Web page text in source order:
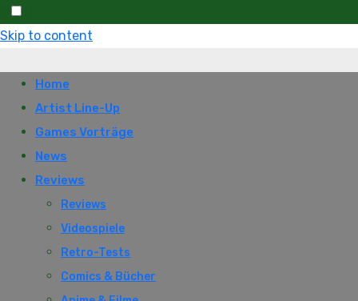
Skip to content
Home
Artist Line-Up
Games Vorträge
News
Reviews
Reviews
Videospiele
Retro-Tests
Comics & Bücher